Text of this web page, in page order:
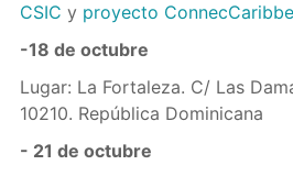
CSIC y proyecto
-18 de octubre
Lugar: La Fortaleza. C/ Las
10210. República Dominicana
- 21 de octubre